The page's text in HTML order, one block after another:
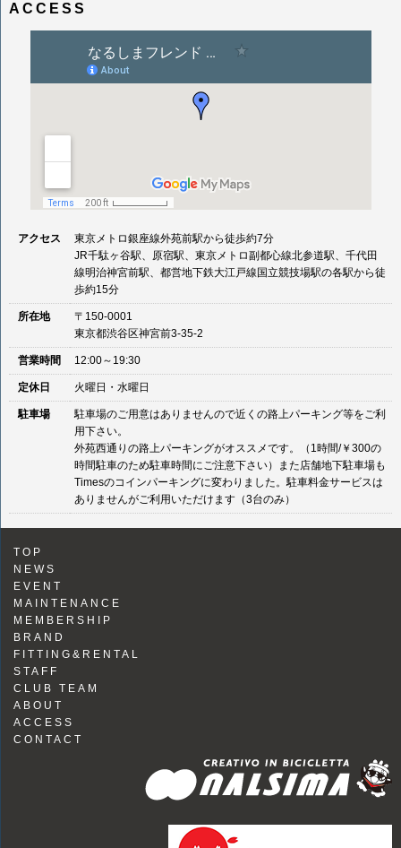
ゲACCESS
アクセス
東京メトロ銀座線外苑前駅から徒歩約7分
JR千駄ヶ谷駅、原宿駅、東京メトロ副都心線北参道駅、千代田
線明治神宮前駅、都営地下鉄大江戸線国立競技場駅の各駅から徒
歩約15分
所在地
〒150-0001
東京都渋谷区神宮前3-35-2
営業時間 12:00～19:30
定休日 火曜日・水曜日
駐車場
駐車場のご用意はありませんので近くの路上パーキング等をご利
用下さい。
外苑西通りの路上パーキングがオススメです。（1時間/￥300の
時間駐車のため駐車時間にご注意下さい）また店舗地下駐車場も
Timesのコインパーキングに変わりました。駐車料金サービスは
ありませんがご利用いただけます（3台のみ）
TOP
NEWS
EVENT
MAINTENANCE
MEMBERSHIP
BRAND
FITTING&RENTAL
STAFF
CLUB TEAM
ABOUT
ACCESS
CONTACT